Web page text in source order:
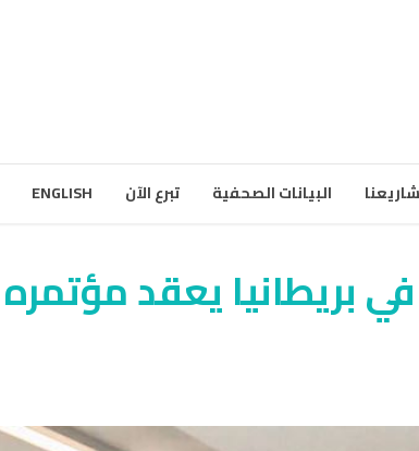
البيانات الصحفية تبرع الآن ENGLISH
بريطانيا يعقد